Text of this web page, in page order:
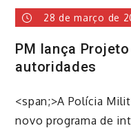
28 de março de
PM lança
autoridades
<span;>A Polícia
novo programa de